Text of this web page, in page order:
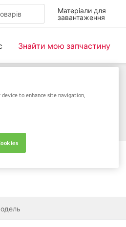
Матеріали для
завантаження
Знайти мою запчастину
за VIN / номером шасі
to enhance site navigation,